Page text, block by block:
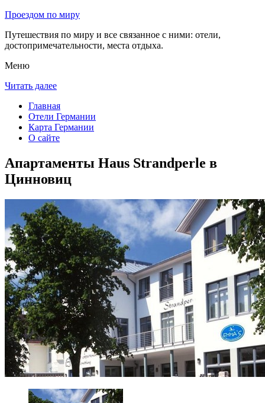
Проездом по миру
Путешествия по миру и все связанное с ними: отели,
достопримечательности, места отдыха.
Меню
Читать далее
Главная
Отели Германии
Карта Германии
О сайте
Апартаменты Haus Strandperle в
Цинновиц